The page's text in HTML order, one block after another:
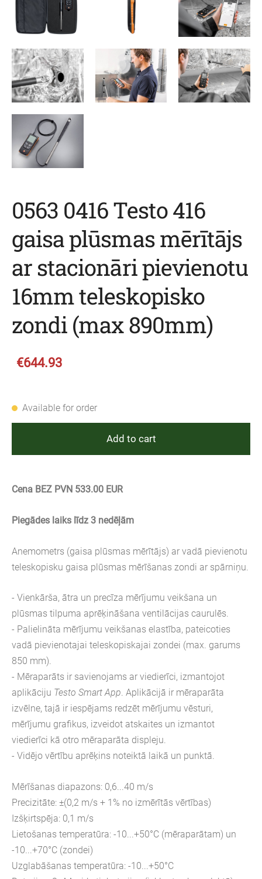
0563 0416 Testo 416
gaisa plūsmas mērītājs
ar stacionāri pievienotu
16mm teleskopisko
zondi (max 890mm)
€644.93
Available for order
Add to cart
Cena BEZ PVN 533.00 EUR
Piegādes laiks līdz 3 nedēļām
Anemometrs (gaisa plūsmas mērītājs) ar vadā pievienotu
teleskopisku gaisa plūsmas mērīšanas zondi ar spārniņu.
- Vienkārša, ātra un precīza mērījumu veikšana un
plūsmas tilpuma aprēķināšana ventilācijas caurulēs.
- Palielināta mērījumu veikšanas elastība, pateicoties
vadā pievienotajai teleskopiskajai zondei (max. garums
850 mm).
- Mēraparāts ir savienojams ar viedierīci, izmantojot
aplikāciju Testo Smart App. Aplikācijā ir mēraparāta
izvēlne, tajā ir iespējams redzēt mērījumu vēsturi,
mērījumu grafikus, izveidot atskaites un izmantot
viedierīci kā otro mēraparāta displeju.
- Vidējo vērtību aprēķins noteiktā laikā un punktā.
Mērīšanas diapazons: 0,6...40 m/s
Precizitāte: ±(0,2 m/s + 1% no izmērītās vērtības)
Izšķirtspēja: 0,1 m/s
Lietošanas temperatūra: -10...+50°C (mēraparātam) un
-10...+70°C (zondei)
Uzglabāšanas temperatūra: -10...+50°C